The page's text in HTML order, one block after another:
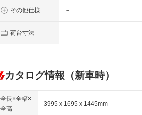
その他仕様 －
荷台寸法 －
カタログ情報（新車時）
全長×全幅×
全高
3995 x 1695 x 1445mm